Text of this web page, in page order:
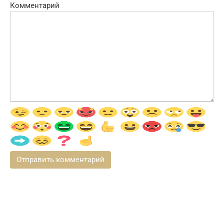
Комментарий